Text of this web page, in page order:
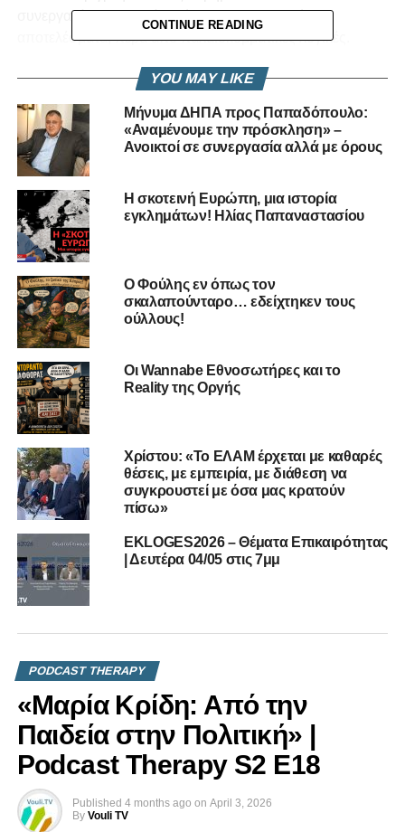
συνεργασίας με σαφείς στόχους και πρακτικά
αποτελέσματα, πέρα από παλαιοκομματικές λογικές.
Η συζήτηση κλείνει με τους λόγους που τον οδήγησαν να
πολιτικής ανανέωσης και προσαρμογής των αξιών του
Δημοκρατικού Συναγερμού στη σύγχρονη κοινωνία.
Podcast Therapy
RELATED TOPICS: PODCAST THERAPY
VOULI.TV
ΚΟΙΝΩΝΊΑ
ΜΙΚΡΌΣ ΤΗΣ ΤΖΑΜΑΡΊΑΣ
ΠΑΎΛΟΣ ΛΙΑΣΊΔΗΣ
ΠΡΟΣΩΠΙΚΈΣ ΙΣΤΟΡΊΕΣ
CONTINUE READING
YOU MAY LIKE
Μήνυμα ΔΗΠΑ προς Παπαδόπουλο:
«Αναμένουμε την πρόσκληση» –
Ανοικτοί σε συνεργασία αλλά με όρους
Η σκοτεινή Ευρώπη, μια ιστορία
εγκλημάτων! Ηλίας Παπαναστασίου
Ο Φούλης εν όπως τον
σκαλαπούνταρο… εδείχτηκεν τους
ούλλους!
Οι Wannabe Εθνοσωτήρες και το
Reality της Οργής
Χρίστου: «Το ΕΛΑΜ έρχεται με καθαρές
θέσεις, με εμπειρία, με διάθεση να
συγκρουστεί με όσα μας κρατούν
πίσω»
EKLOGES2026 – Θέματα Επικαιρότητας
| Δευτέρα 04/05 στις 7μμ
PODCAST THERAPY
«Μαρία Κρίδη: Από την
Παιδεία στην Πολιτική» |
Podcast Therapy S2 E18
Published 4 months ago on April 3, 2026
By Vouli TV